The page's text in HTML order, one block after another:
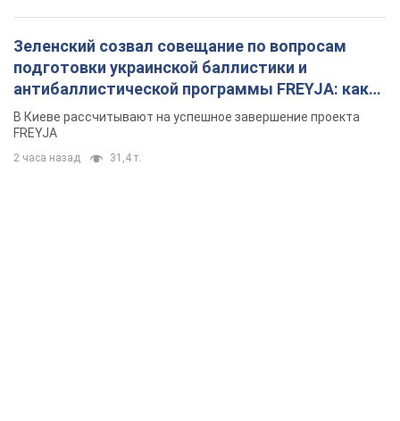
Зеленский созвал совещание по вопросам
подготовки украинской баллистики и
антибаллистической программы FREYJA: какие
решения готовятся
В Киеве рассчитывают на успешное завершение проекта
FREYJA
2 часа назад 31,4 т.